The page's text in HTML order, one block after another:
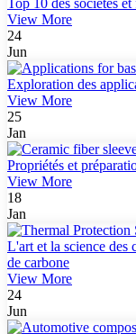
View More
24
Jun
Exploration des
View More
25
Jan
Propriétés et
View More
18
Jan
L'art et la science des
de carbone
View More
24
Jun